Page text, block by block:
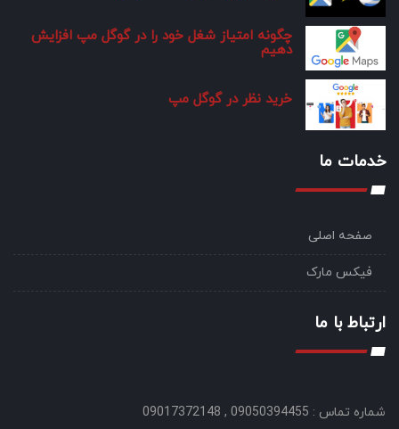
چگونه امتیاز شغل خود را در گوگل مپ افزایش
دهیم
خرید نظر در گوگل مپ
خدمات ما
صفحه اصلی
فیکس مارک
ارتباط با ما
شماره تماس : 09050394455 , 09017372148